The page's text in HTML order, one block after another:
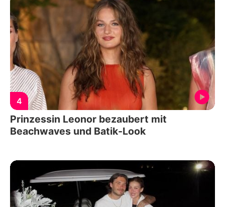
4
Prinzessin Leonor bezaubert mit
Beachwaves und Batik-Look